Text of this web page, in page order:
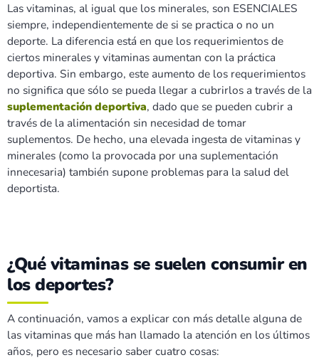
Las vitaminas, al igual que los minerales, son ESENCIALES
siempre, independientemente de si se practica o no un
deporte. La diferencia está en que los requerimientos de
ciertos minerales y vitaminas aumentan con la práctica
deportiva. Sin embargo, este aumento de los requerimientos
no significa que sólo se pueda llegar a cubrirlos a través de la
suplementación deportiva, dado que se pueden cubrir a
través de la alimentación sin necesidad de tomar
suplementos. De hecho, una elevada ingesta de vitaminas y
minerales (como la provocada por una suplementación
innecesaria) también supone problemas para la salud del
deportista.
¿Qué vitaminas se suelen consumir en
los deportes?
A continuación, vamos a explicar con más detalle alguna de
las vitaminas que más han llamado la atención en los últimos
años, pero es necesario saber cuatro cosas: